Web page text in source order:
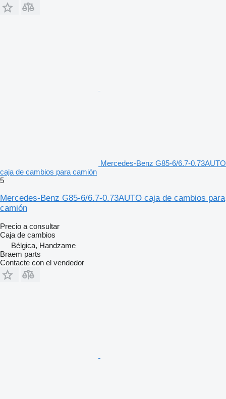
Mercedes-Benz G85-6/6.7-0.73AUTO
caja de cambios para camión
5
Mercedes-Benz G85-6/6.7-0.73AUTO caja de cambios para
camión
Precio a consultar
Caja de cambios
Bélgica, Handzame
Braem parts
Contacte con el vendedor